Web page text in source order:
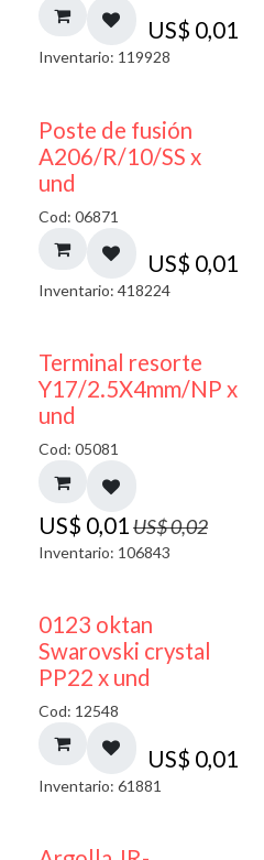
US$ 0,01
Inventario: 119928
Poste de fusión
A206/R/10/SS x
und
Cod: 06871
US$ 0,01
Inventario: 418224
50% DESCUENTO
Terminal resorte
Y17/2.5X4mm/NP x
und
Cod: 05081
US$ 0,01 US$0,02
Inventario: 106843
0123 oktan
Swarovski crystal
PP22 x und
Cod: 12548
US$ 0,01
Inventario: 61881